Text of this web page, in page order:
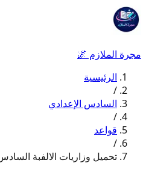
مجرة الملازم 🌌
الرئيسية
/
السادس الإعدادي
/
قواعد
/
تحميل وزاريات الالفبة السادس